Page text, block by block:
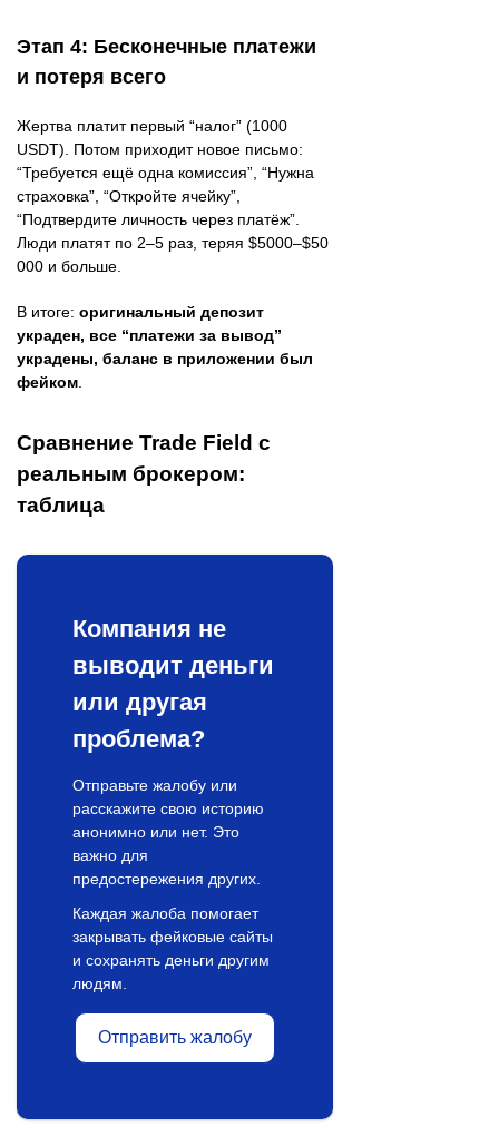
Этап 4: Бесконечные платежи
и потеря всего
Жертва платит первый “налог” (1000
USDT). Потом приходит новое письмо:
“Требуется ещё одна комиссия”, “Нужна
страховка”, “Откройте ячейку”,
“Подтвердите личность через платёж”.
Люди платят по 2–5 раз, теряя $5000–$50
000 и больше.
В итоге: оригинальный депозит
украден, все “платежи за вывод”
украдены, баланс в приложении был
фейком
Сравнение Trade Field с
реальным брокером:
таблица
Компания не
выводит деньги
или другая
проблема?
Отправьте жалобу или
расскажите свою историю
анонимно или нет. Это
важно для
предостережения других.
Каждая жалоба помогает
закрывать фейковые сайты
и сохранять деньги другим
людям.
Отправить жалобу